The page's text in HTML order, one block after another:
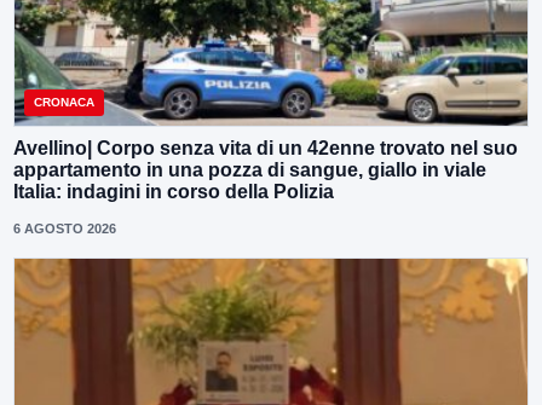
CRONACA
Avellino| Corpo senza vita di un 42enne trovato nel suo
appartamento in una pozza di sangue, giallo in viale
Italia: indagini in corso della Polizia
6 AGOSTO 2026